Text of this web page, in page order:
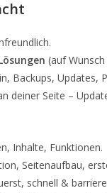
(auf
Backups, Updates,
deiner Seite –
Inhalte, Funktionen.
Seitenaufbau,
schnell &